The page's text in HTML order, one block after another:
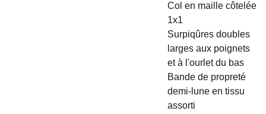
Col en maille côtelée
1x1
Surpiqûres doubles
larges aux poignets
et à l'ourlet du bas
Bande de propreté
demi-lune en tissu
assorti